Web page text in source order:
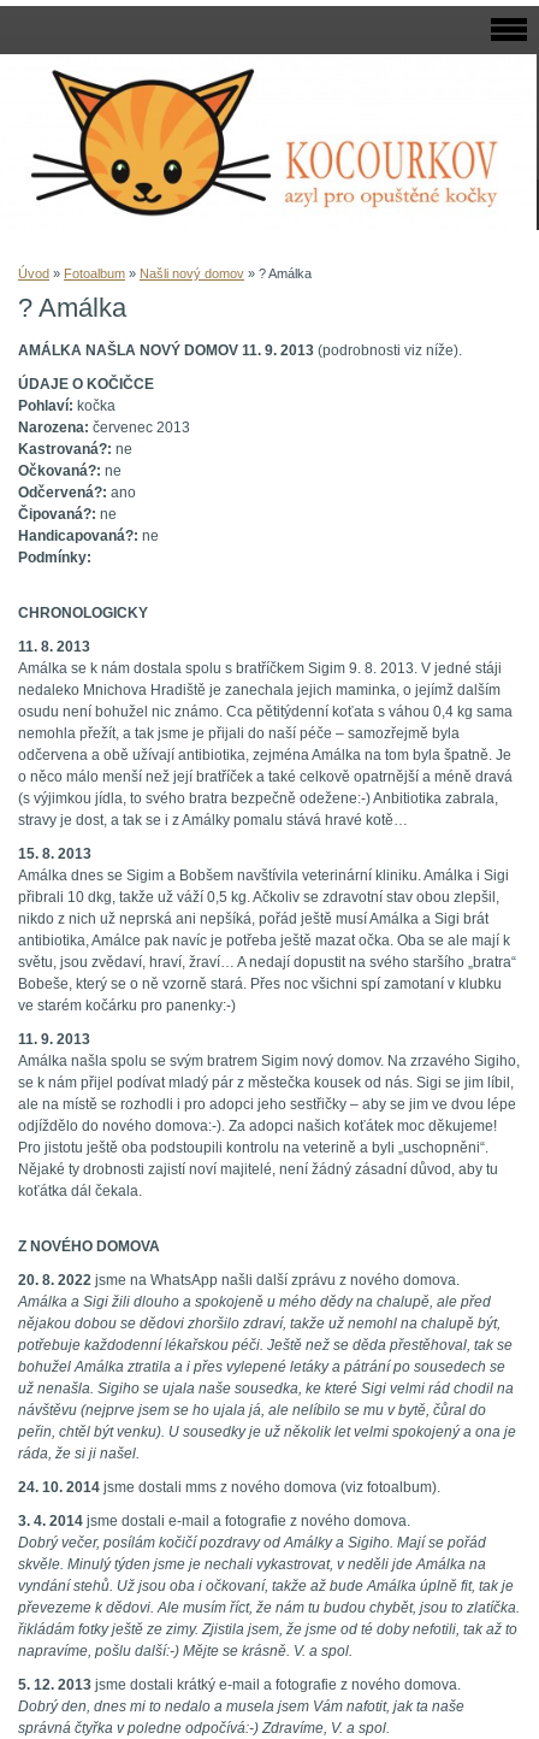
Úvod » Fotoalbum » Našli nový domov » ? Amálka
? Amálka
AMÁLKA NAŠLA NOVÝ DOMOV 11. 9. 2013 (podrobnosti viz níže).
ÚDAJE O KOČIČCE
Pohlaví: kočka
Narozena: červenec 2013
Kastrovaná?: ne
Očkovaná?: ne
Odčervená?: ano
Čipovaná?: ne
Handicapovaná?: ne
Podmínky:
CHRONOLOGICKY
11. 8. 2013
Amálka se k nám dostala spolu s bratříčkem Sigim 9. 8. 2013. V jedné stáji
nedaleko Mnichova Hradiště je zanechala jejich maminka, o jejímž dalším
osudu není bohužel nic známo. Cca pětitýdenní koťata s váhou 0,4 kg sama
nemohla přežít, a tak jsme je přijali do naší péče – samozřejmě byla
odčervena a obě užívají antibiotika, zejména Amálka na tom byla špatně. Je
o něco málo menší než její bratříček a také celkově opatrnější a méně dravá
(s výjimkou jídla, to svého bratra bezpečně odežene:-) Anbitiotika zabrala,
stravy je dost, a tak se i z Amálky pomalu stává hravé kotě…
15. 8. 2013
Amálka dnes se Sigim a Bobšem navštívila veterinární kliniku. Amálka i Sigi
přibrali 10 dkg, takže už váží 0,5 kg. Ačkoliv se zdravotní stav obou zlepšil,
nikdo z nich už neprská ani nepšíká, pořád ještě musí Amálka a Sigi brát
antibiotika, Amálce pak navíc je potřeba ještě mazat očka. Oba se ale mají k
světu, jsou zvědaví, hraví, žraví… A nedají dopustit na svého staršího „bratra“
Bobeše, který se o ně vzorně stará. Přes noc všichni spí zamotaní v klubku
ve starém kočárku pro panenky:-)
11. 9. 2013
Amálka našla spolu se svým bratrem Sigim nový domov. Na zrzavého Sigiho,
se k nám přijel podívat mladý pár z městečka kousek od nás. Sigi se jim líbil,
ale na místě se rozhodli i pro adopci jeho sestřičky – aby se jim ve dvou lépe
odjíždělo do nového domova:-). Za adopci našich koťátek moc děkujeme!
Pro jistotu ještě oba podstoupili kontrolu na veterině a byli „uschopněni“.
Nějaké ty drobnosti zajistí noví majitelé, není žádný zásadní důvod, aby tu
koťátka dál čekala.
Z NOVÉHO DOMOVA
20. 8. 2022 jsme na WhatsApp našli další zprávu z nového domova.
Amálka a Sigi žili dlouho a spokojeně u mého dědy na chalupě, ale před
nějakou dobou se dědovi zhoršilo zdraví, takže už nemohl na chalupě být,
potřebuje každodenní lékařskou péči. Ještě než se děda přestěhoval, tak se
bohužel Amálka ztratila a i přes vylepené letáky a pátrání po sousedech se
už nenašla. Sigiho se ujala naše sousedka, ke které Sigi velmi rád chodil na
návštěvu (nejprve jsem se ho ujala já, ale nelíbilo se mu v bytě, čůral do
peřin, chtěl být venku). U sousedky je už několik let velmi spokojený a ona je
ráda, že si ji našel.
24. 10. 2014 jsme dostali mms z nového domova (viz fotoalbum).
3. 4. 2014 jsme dostali e-mail a fotografie z nového domova.
Dobrý večer, posílám kočičí pozdravy od Amálky a Sigiho. Mají se pořád
skvěle. Minulý týden jsme je nechali vykastrovat, v neděli jde Amálka na
vyndání stehů. Už jsou oba i očkovaní, takže až bude Amálka úplně fit, tak je
převezeme k dědovi. Ale musím říct, že nám tu budou chybět, jsou to zlatíčka.
řikládám fotky ještě ze zimy. Zjistila jsem, že jsme od té doby nefotili, tak až to
napravíme, pošlu další:-) Mějte se krásně. V. a spol.
5. 12. 2013 jsme dostali krátký e-mail a fotografie z nového domova.
Dobrý den, dnes mi to nedalo a musela jsem Vám nafotit, jak ta naše
správná čtyřka v poledne odpočívá:-) Zdravíme, V. a spol.